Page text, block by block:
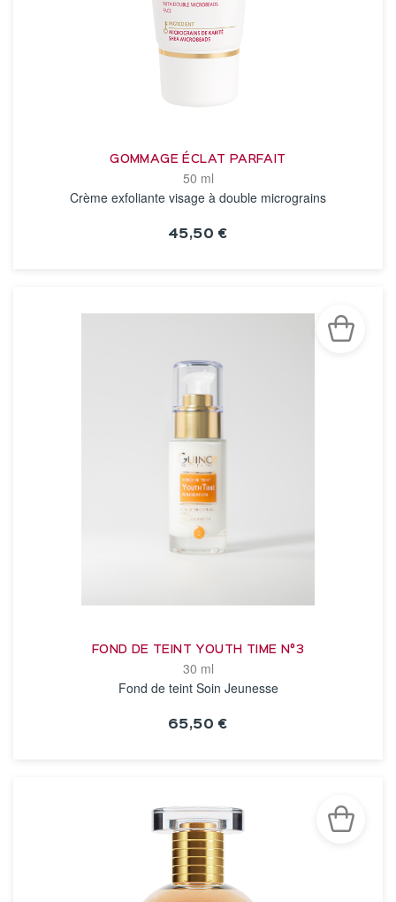
GOMMAGE ÉCLAT PARFAIT
50 ml
Crème exfoliante visage à double micrograins
45,50 €
FOND DE TEINT YOUTH TIME N°3
30 ml
Fond de teint Soin Jeunesse
65,50 €